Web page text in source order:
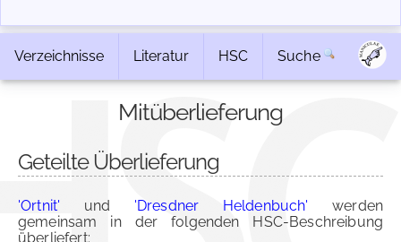
Verzeichnisse Literatur HSC Suche
Mitüberlieferung
Geteilte Überlieferung
'Ortnit' und 'Dresdner Heldenbuch' werden
gemeinsam in der folgenden HSC-Beschreibung
überliefert: